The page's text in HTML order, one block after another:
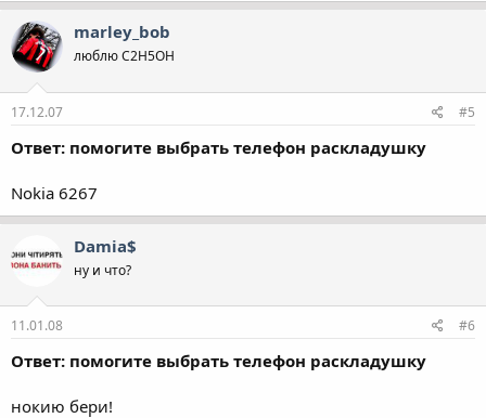
marley_bob
люблю С2Н5ОН
17.12.07 #5
Ответ: помогите выбрать телефон раскладушку
Nokia 6267
Damia$
ну и что?
11.01.08 #6
Ответ: помогите выбрать телефон раскладушку
нокию бери!